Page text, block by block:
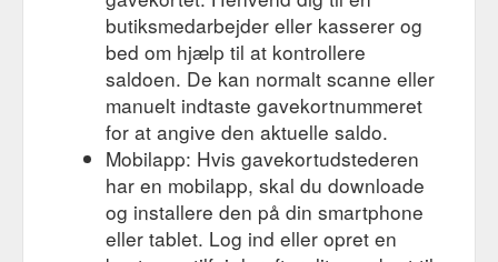
butiksmedarbejder eller kasserer og
bed om hjælp til at kontrollere
saldoen. De kan normalt scanne eller
manuelt indtaste gavekortnummeret
for at angive den aktuelle saldo.
Mobilapp: Hvis gavekortudstederen
har en mobilapp, skal du downloade
og installere den på din smartphone
eller tablet. Log ind eller opret en